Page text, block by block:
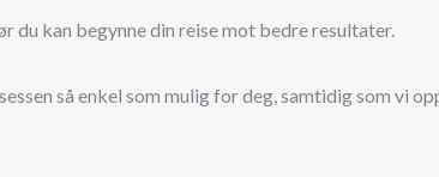
du kan begynne din reise mot bedre resultater.
så enkel som mulig for deg, samtidig som vi